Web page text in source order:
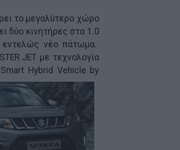
το μεγαλύτερο χώρο
δύο κινητήρες στα 1.0
εντελώς νέο πάτωμα.
JET με τεχνολογία
Hybrid Vehicle by